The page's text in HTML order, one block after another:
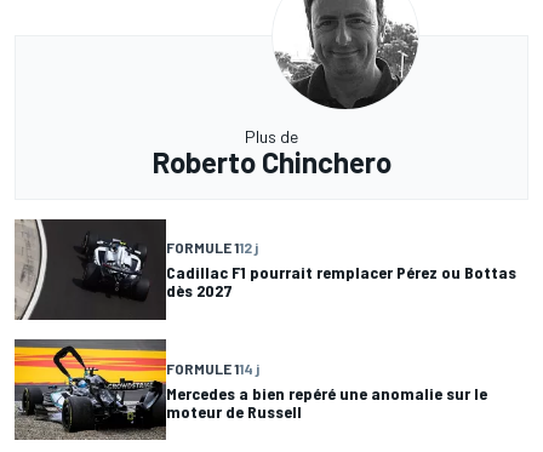
Plus de
Roberto Chinchero
FORMULE 112 j
Cadillac F1 pourrait remplacer Pérez ou Bottas
dès 2027
FORMULE 114 j
Mercedes a bien repéré une anomalie sur le
moteur de Russell